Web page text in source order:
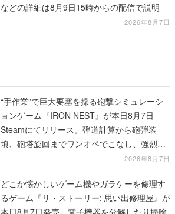
などの詳細は8月9日15時からの配信で説明
2026年8月7日
“手作業”で巨大要塞を操る砲撃シミュレーシ
ョンゲーム『IRON NEST』が本日8月7日
Steamにてリリース。弾道計算から砲弾装
填、砲塔旋回までワンオペでこなし、強烈な
一撃をブチかませるロマンある作品2026年8月7日
どこか懐かしいゲーム機やガラケーを修理す
るゲーム『リ・ストーリー: 思い出修理屋』が